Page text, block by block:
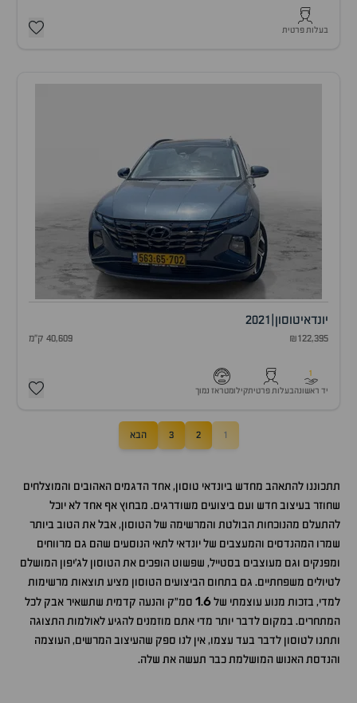
בעלות פרטית
יונדאיטוסון 2021
₪122,395 40,609 ק"מ
1
יד ראשונהבעלות פרטיתקילומטראז נמוך
1
2
3 הבא
תתכוננו להתאהב מחדש ביונדאי טוסון, אחד הדגמים האהובים והמוצלחים
שחוזר בעיצוב חדש ועם ביצועים משודרגים. מבחוץ אף אחד לא יוכל
להתעלם מהנוכחות הבולטת והמרשימה של הטוסון, אבל את הטוב ביותר
שמרו המהנדסים והמעצבים של יונדאי לתאי הנוסעים שהם גם מרווחים
ומפנקים וגם מעוצבים בסטייל, שפשוט הופכים את הטוסון לג'יפון המושלם
לטיולים משפחתיים. גם בתחום הביצועים הטוסון מציע תוצאות מרשימות
למדי, בזכות מנוע עוצמתי של
1.6
סמ"ק והנעה קדמית שתשאיר אבק לכל
המתחרים. במקום לדבר יותר מדי אתם מוזמנים להגיע לאולמות התצוגה
ותתנו לטוסון לדבר בעד עצמו, אין לנו ספק שהעיצוב המרשים, העוצמה
והנדסת האנוש המושלמת כבר תעשה את שלה.